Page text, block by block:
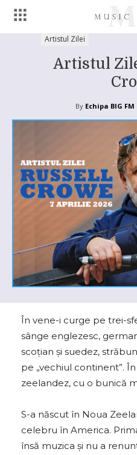
Artistul Zilei
Artistul
By Echipa BIG FM
În vene-i curge pe trei-
sânge englezesc,
scoţian şi suedez,
pe „vechiul continent”.
zeelandez, cu o bunică
S-a născut în Noua
celebru în America.
însă muzica și nu a